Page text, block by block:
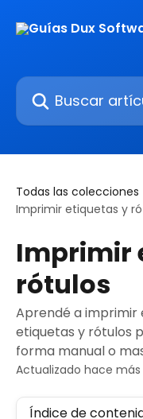
Buscar artículos...
Todas las colecciones
Imprimir etiquetas y
Imprimir
rótulos
Aprendé a imprimir
etiquetas y rótulos
forma manual o
Actualizado hace
Índice de